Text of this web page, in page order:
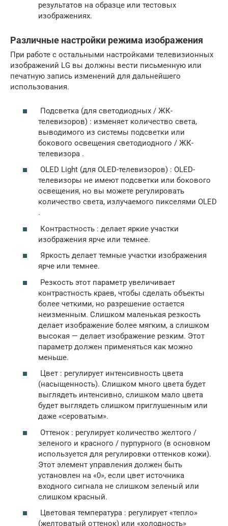
результатов на образце или тестовых
изображениях.
Различные настройки режима изображения
При работе с остальными настройками телевизионных
изображений LG вы должны вести письменную или
печатную запись изменений для дальнейшего
использования.
Подсветка (для светодиодных / ЖК-
телевизоров) : изменяет количество света,
выводимого из системы подсветки или
бокового освещения светодиодного / ЖК-
телевизора .
OLED Light (для OLED-телевизоров) : OLED-
телевизоры не имеют подсветки или бокового
освещения, но вы можете регулировать
количество света, излучаемого пикселями OLED
.
Контрастность : делает яркие участки
изображения ярче или темнее.
Яркость делает темные участки изображения
ярче или темнее.
Резкость этот параметр увеличивает
контрастность краев, чтобы сделать объекты
более четкими, но разрешение остается
неизменным. Слишком маленькая резкость
делает изображение более мягким, а слишком
высокая — делает изображение резким. Этот
параметр должен применяться как можно
меньше.
Цвет : регулирует интенсивность цвета
(насыщенность). Слишком много цвета будет
выглядеть интенсивно, слишком мало цвета
будет выглядеть слишком приглушенным или
даже «сероватым».
Оттенок : регулирует количество желтого /
зеленого и красного / пурпурного (в основном
используется для регулировки оттенков кожи).
Этот элемент управления должен быть
установлен на «0», если цвет источника
входного сигнала не слишком зеленый или
слишком красный.
Цветовая температура : регулирует «тепло»
(желтоватый оттенок) или «холодность»